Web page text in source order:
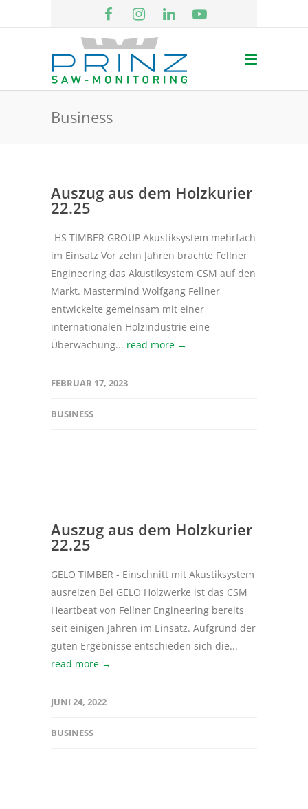
Business
Auszug aus dem Holzkurier
22.25
-HS TIMBER GROUP Akustiksystem mehrfach
im Einsatz Vor zehn Jahren brachte Fellner
Engineering das Akustiksystem CSM auf den
Markt. Mastermind Wolfgang Fellner
entwickelte gemeinsam mit einer
internationalen Holzindustrie eine
Überwachung... read more →
FEBRUAR 17, 2023
BUSINESS
Auszug aus dem Holzkurier
22.25
GELO TIMBER - Einschnitt mit Akustiksystem
ausreizen Bei GELO Holzwerke ist das CSM
Heartbeat von Fellner Engineering bereits
seit einigen Jahren im Einsatz. Aufgrund der
guten Ergebnisse entschieden sich die...
read more →
JUNI 24, 2022
BUSINESS